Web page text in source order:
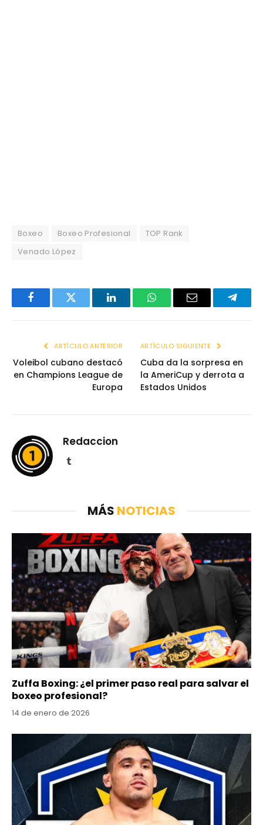
Boxeo Boxeo Profesional
TOP Rank
Venado López
FacebookTwitter LinkedInWhatsAppEmail
ARTÍCULO ANTERIOR
Voleibol cubano destacó
en Champions League de
Europa
ARTÍCULO SIGUIENTE
Cuba da la sorpresa en
la AmeriCup y derrota a
Estados Unidos
Redaccion
Tumblr
MÁS NOTICIAS
Zuffa Boxing: ¿el primer paso real para salvar el
boxeo profesional?
14 de enero de 2026